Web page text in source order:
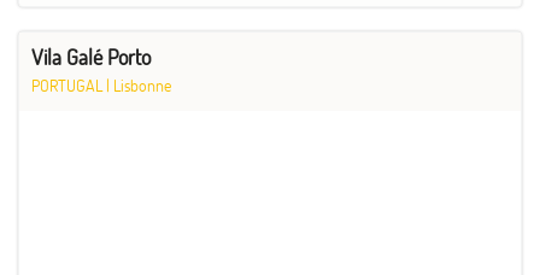
Vila Galé Porto
PORTUGAL | Lisbonne